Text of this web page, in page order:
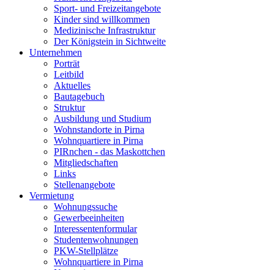
Sport- und Freizeitangebote
Kinder sind willkommen
Medizinische Infrastruktur
Der Königstein in Sichtweite
Unternehmen
Porträt
Leitbild
Aktuelles
Bautagebuch
Struktur
Ausbildung und Studium
Wohnstandorte in Pirna
Wohnquartiere in Pirna
PIRnchen - das Maskottchen
Mitgliedschaften
Links
Stellenangebote
Vermietung
Wohnungssuche
Gewerbeeinheiten
Interessentenformular
Studentenwohnungen
PKW-Stellplätze
Wohnquartiere in Pirna